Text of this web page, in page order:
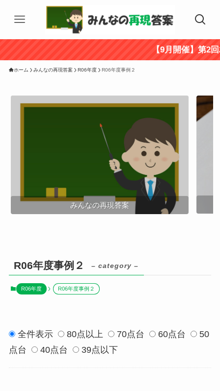
【9月開催】第2回2次
ホーム みんなの再現答案 R06年度 R06年度事例２
みんなの再現答案
R06年度事例２ – category –
R06年度 R06年度事例２
全件表示 80点以上 70点台 60点台
50
点台
40点台 39点以下